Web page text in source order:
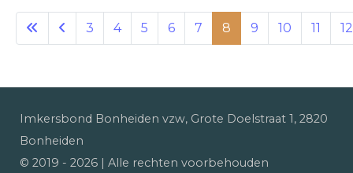
3 4 5 6 7 8 9 10 11 12
Imkersbond Bonheiden vzw, Grote Doelstraat 1, 2820
Bonheiden
© 2019 - 2026 | Alle rechten voorbehouden